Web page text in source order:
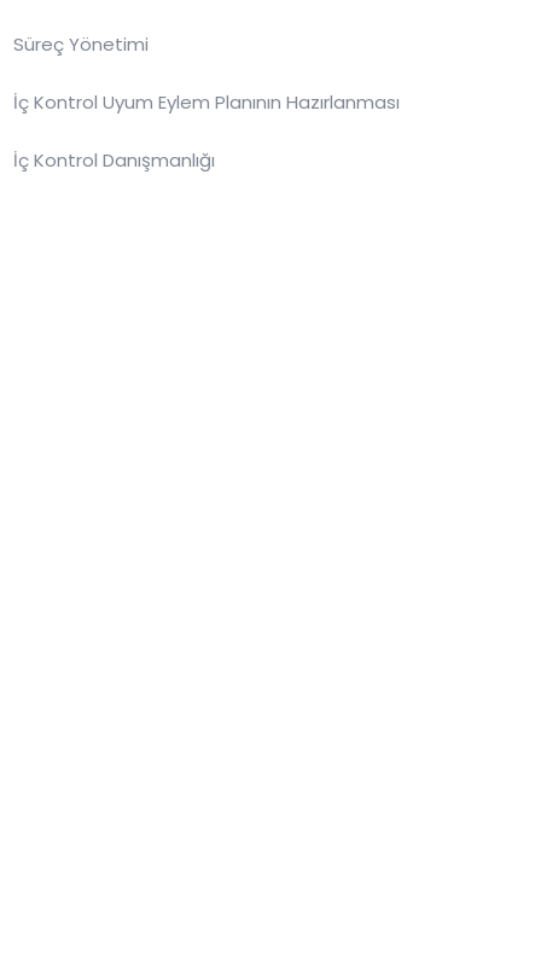
Süreç Yönetimi
İç Kontrol Uyum Eylem Planının Hazırlanması
İç Kontrol Danışmanlığı